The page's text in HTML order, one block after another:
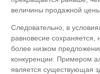
величины продажной цены.
Следовательно, в
равновесие
более низком
конкуренции. Примером
является существующая